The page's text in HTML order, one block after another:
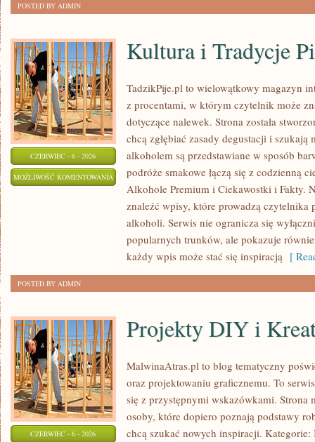
POSTED BY ADMIN
CZERWIEC - 6 - 2026
MOŻLIWOŚĆ KOMENTOWANIA KULTURA
TRADYCJE
PICIE
Kultura i Tradycje
TadzikPije.pl to wielowątkowy magazyn
z procentami, w którym czytelnik może
dotyczące nalewek. Strona została
chcą zgłębiać zasady degustacji i
alkoholem są przedstawiane w sposób
podróże smakowe łączą się z codzienną
Alkohole Premium i Ciekawostki i Fakty.
znaleźć wpisy, które prowadzą czytelnika
alkoholi. Serwis nie ogranicza się
popularnych trunków, ale pokazuje
każdy wpis może stać się inspiracją [
POSTED BY ADMIN
CZERWIEC - 6 - 2026
Projekty DIY i
MalwinaAtras.pl to blog tematyczny
oraz projektowaniu graficznemu. To
się z przystępnymi wskazówkami. Strona
osoby, które dopiero poznają podstawy
chcą szukać nowych inspiracji.